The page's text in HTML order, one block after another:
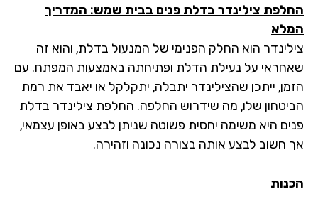
צילינדר בדלת פנים בבית שמש: המדריך
הוא החלק הפנימי של המנעול בדלת, והוא זה
על נעילת הדלת ופתיחתה באמצעות המפתח. עם
ייתכן שהצילינדר יתבלה, יתקלקל או יאבד את רמת
שלו, מה שידרוש החלפה. החלפת צילינדר בדלת
היא משימה יחסית פשוטה שניתן לבצע באופן עצמאי,
חשוב לבצע אותה בצורה נכונה וזהירה.